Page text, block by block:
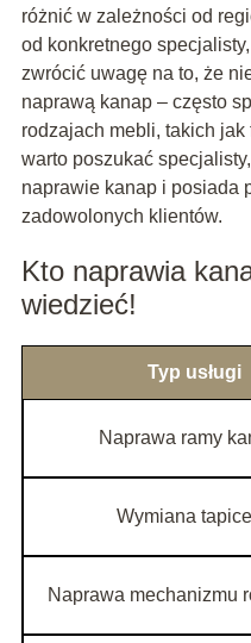
różnić w zależności od
od konkretnego
zwrócić uwagę na to, że
naprawą kanap – często
rodzajach mebli, takich jak
warto poszukać
naprawie kanap i posiada
zadowolonych klientów.
Kto naprawia
wiedzieć!
Typ usługi
Naprawa ramy
Wymiana
Naprawa mechanizmu